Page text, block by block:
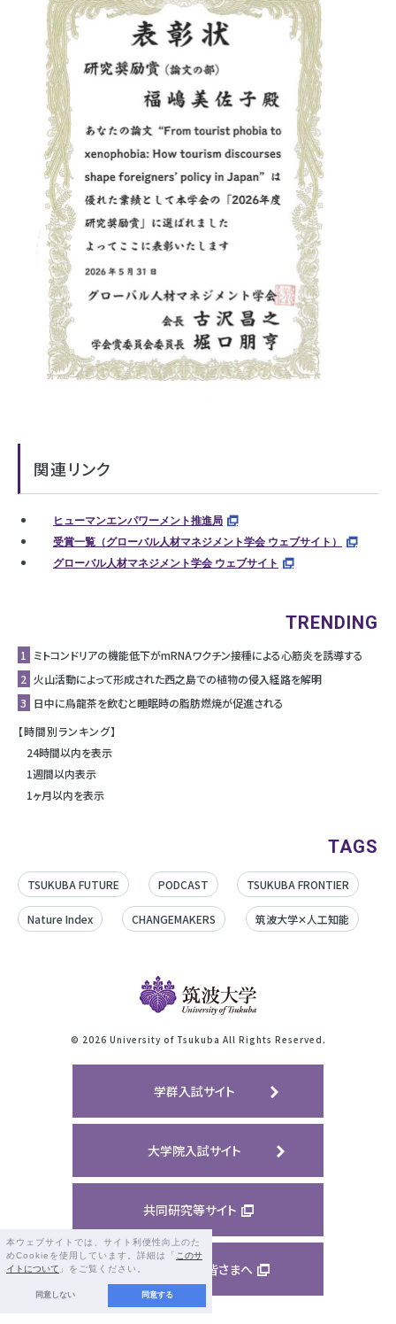
本ウェブサイトでは、サイト利便性向上のた
めCookieを使用しています。詳細は「 このサ
イトについて 」をご覧ください。
同意しない 同意する
関連リンク
ヒューマンエンパワーメント推進局
受賞一覧（グローバル人材マネジメント学会 ウェブサイト）
グローバル人材マネジメント学会 ウェブサイト
TRENDING
1 ミトコンドリアの機能低下がmRNAワクチン接種による心筋炎を誘導する
2 ⽕⼭活動によって形成された⻄之島での植物の侵⼊経路を解明
3 日中に烏龍茶を飲むと睡眠時の脂肪燃焼が促進される
【時間別ランキング】
24時間以内を表示
1週間以内表示
1ヶ月以内を表示
TAGS
TSUKUBA FUTURE PODCAST TSUKUBA FRONTIER
Nature Index CHANGEMAKERS 筑波大学✕人工知能
© 2026 University of Tsukuba All Rights Reserved.
学群入試サイト
大学院入試サイト
共同研究等サイト
ご支援くださる皆さまへ